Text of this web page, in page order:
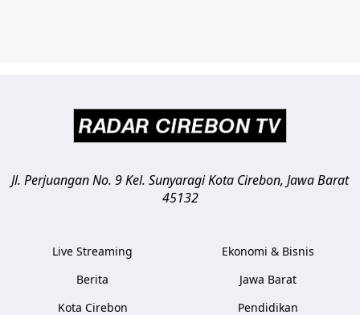
Jl. Perjuangan No. 9 Kel. SunyaragiKota Cirebon, Jawa Barat
45132
Live Streaming
Berita
Kota Cirebon
Ekonomi & Bisnis
Jawa Barat
Pendidikan